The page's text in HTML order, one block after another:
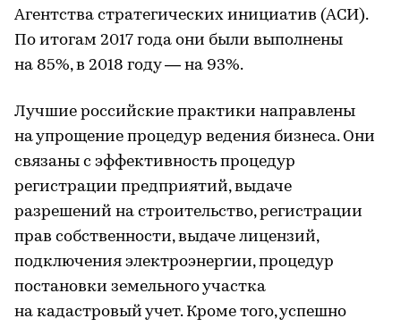
Агентства стратегических инициатив (АСИ).
По итогам 2017 года они были выполнены
на 85%, в 2018 году — на 93%.
Лучшие российские практики направлены
на упрощение процедур ведения бизнеса. Они
связаны с эффективность процедур
регистрации предприятий, выдаче
разрешений на строительство, регистрации
прав собственности, выдаче лицензий,
подключения электроэнергии, процедур
постановки земельного участка
на кадастровый учет. Кроме того, успешно